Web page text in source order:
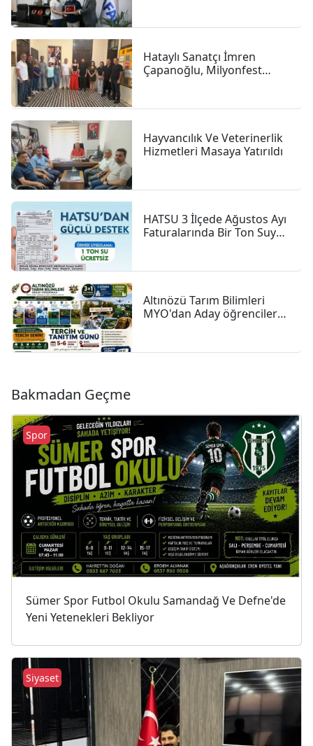
Hataylı Sanatçı İmren
Çapanoğlu, Milyonfest
Hayvancılık Ve Veterinerlik
Hizmetleri Masaya Yatırıldı
HATSU 3 İlçede Ağustos Ayı
Faturalarında Bir Ton Suyu
Altınözü Tarım Bilimleri
MYO'dan Aday öğrencilere
Bakmadan Geçme
Sümer Spor Futbol Okulu Samandağ Ve Defne'de
Yeni Yetenekleri Bekliyor
Spor
Siyaset